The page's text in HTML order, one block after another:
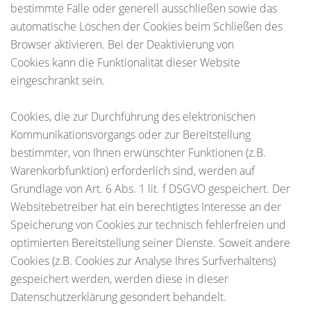
bestimmte Fälle oder generell ausschließen sowie das
automatische Löschen der Cookies beim Schließen des
Browser aktivieren. Bei der Deaktivierung von
Cookies kann die Funktionalität dieser Website
eingeschränkt sein.
Cookies, die zur Durchführung des elektronischen
Kommunikationsvorgangs oder zur Bereitstellung
bestimmter, von Ihnen erwünschter Funktionen (z.B.
Warenkorbfunktion) erforderlich sind, werden auf
Grundlage von Art. 6 Abs. 1 lit. f DSGVO gespeichert. Der
Websitebetreiber hat ein berechtigtes Interesse an der
Speicherung von Cookies zur technisch fehlerfreien und
optimierten Bereitstellung seiner Dienste. Soweit andere
Cookies (z.B. Cookies zur Analyse Ihres Surfverhaltens)
gespeichert werden, werden diese in dieser
Datenschutzerklärung gesondert behandelt.